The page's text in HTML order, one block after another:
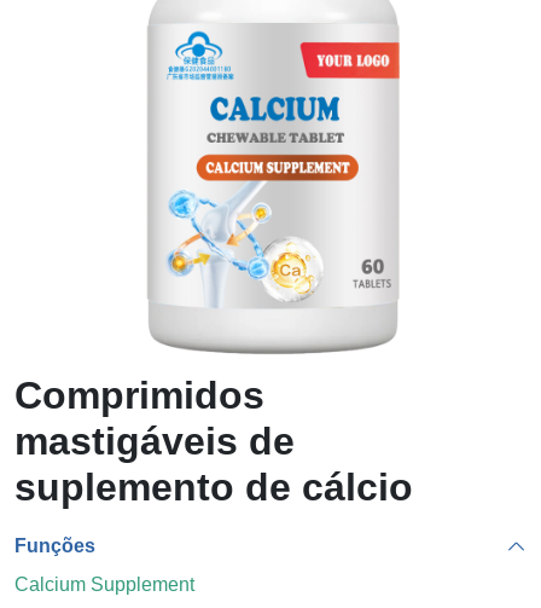
Comprimidos
mastigáveis ​​de
suplemento de cálcio
Funções
Calcium Supplement